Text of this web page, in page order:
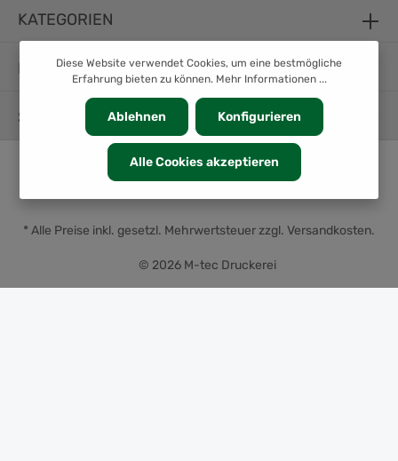
KATEGORIEN
INFORMATION
SERVICE
© 2026 M-tec Druckerei
* Alle Preise inkl. gesetzl. Mehrwertsteuer zzgl. Versandkosten.
Diese Website verwendet Cookies, um eine bestmögliche
Erfahrung bieten zu können. Mehr Informationen ...
Ablehnen Konfigurieren
Alle Cookies akzeptieren